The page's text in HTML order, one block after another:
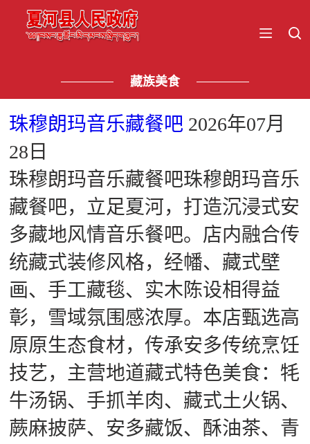
藏族美食
珠穆朗玛音乐藏餐吧 2026年07月
28日
珠穆朗玛音乐藏餐吧珠穆朗玛音乐
藏餐吧，立足夏河，打造沉浸式安
多藏地风情音乐餐吧。店内融合传
统藏式装修风格，经幡、藏式壁
画、手工藏毯、实木陈设相得益
彰，雪域氛围感浓厚。本店甄选高
原原生态食材，传承安多传统烹饪
技艺，主营地道藏式特色美食：牦
牛汤锅、手抓羊肉、藏式土火锅、
蕨麻披萨、安多藏饭、酥油茶、青